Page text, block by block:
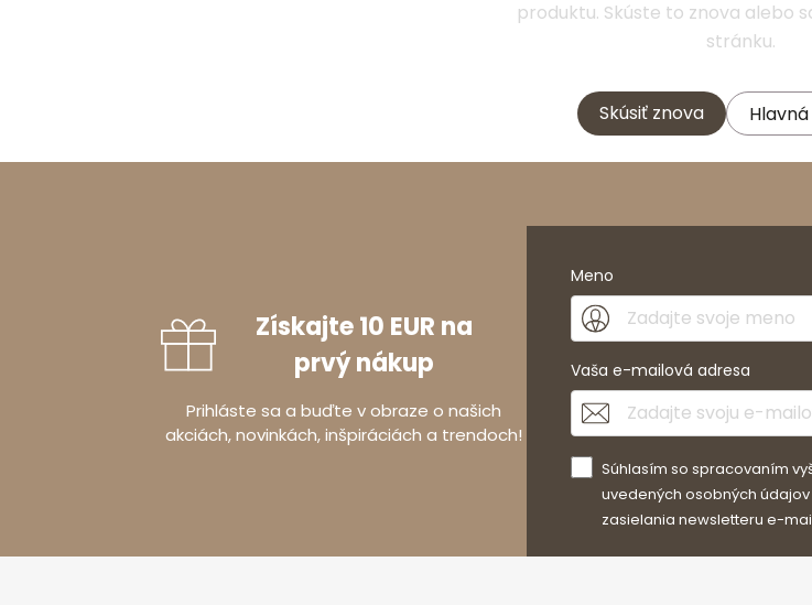
produktu. Skúste to znova alebo
stránku.
Skúsiť znova
Získajte 10 EUR na
prvý nákup
Prihláste sa a buďte v obraze o našich
akciách, novinkách, inšpiráciách a trendoch!
Meno
Vaša e-mailová adresa
Súhlasím so spracovaním
uvedených osobných
zasielania newsletteru e-